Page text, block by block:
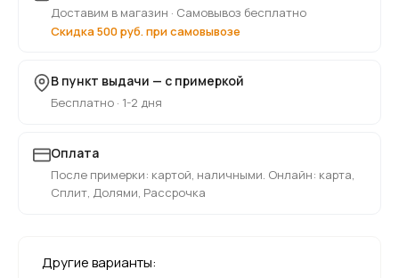
Доставим в магазин · Самовывоз бесплатно
Скидка 500 руб. при самовывозе
В пункт выдачи — с примеркой
Бесплатно · 1-2 дня
Оплата
После примерки: картой, наличными. Онлайн: карта,
Сплит, Долями, Рассрочка
Другие варианты: